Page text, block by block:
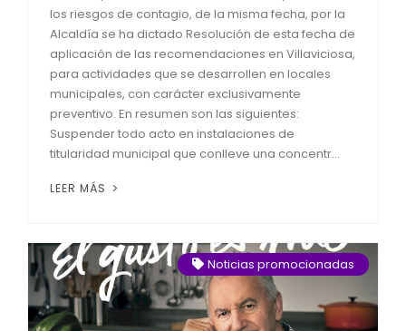
los riesgos de contagio, de la misma fecha, por la
Alcaldía se ha dictado Resolución de esta fecha de
aplicación de las recomendaciones en Villaviciosa,
para actividades que se desarrollen en locales
municipales, con carácter exclusivamente
preventivo. En resumen son las siguientes:
Suspender todo acto en instalaciones de
titularidad municipal que conlleve una concentr...
LEER MÁS
Noticias promocionadas